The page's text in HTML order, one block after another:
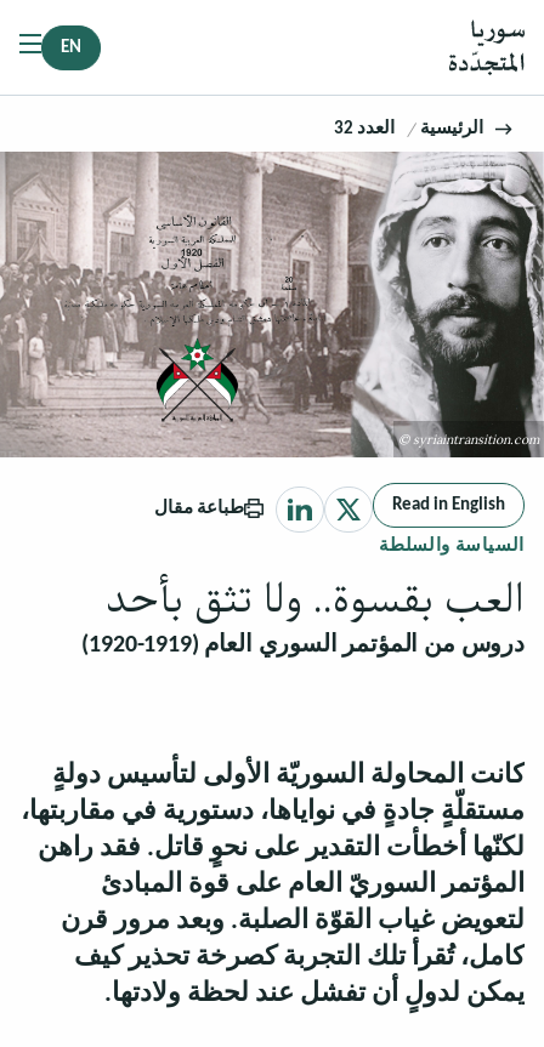
EN
الرئيسية العدد 32
© syriaintransition.com
Read in English طباعة مقال
السياسة والسلطة
العب بقسوة.. ولا تثق بأحد
دروس من المؤتمر السوري العام (1919-1920)
كانت المحاولة السوريّة الأولى لتأسيس دولةٍ
مستقلّةٍ جادةٍ في نواياها، دستورية في مقاربتها،
لكنّها أخطأت التقدير على نحوٍ قاتل. فقد راهن
المؤتمر السوريّ العام على قوة المبادئ
لتعويض غياب القوّة الصلبة. وبعد مرور قرن
كامل، تُقرأ تلك التجربة كصرخة تحذير كيف
يمكن لدولٍ أن تفشل عند لحظة ولادتها.